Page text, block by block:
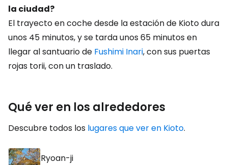
la ciudad?
El trayecto en coche desde la estación de Kioto dura
unos 45 minutos, y se tarda unos 65 minutos en
llegar al santuario de Fushimi Inari, con sus puertas
rojas torii, con un traslado.
Qué ver en los alrededores
Descubre todos los lugares que ver en Kioto.
Ryoan-ji